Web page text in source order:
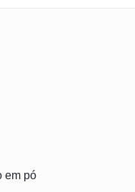
em pó